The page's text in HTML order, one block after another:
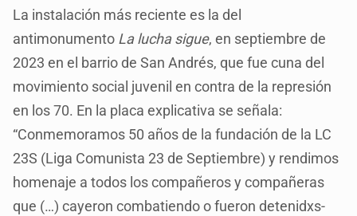
La instalación más reciente es la del
antimonumento La lucha sigue, en septiembre de
2023 en el barrio de San Andrés, que fue cuna del
movimiento social juvenil en contra de la represión
en los 70. En la placa explicativa se señala:
“Conmemoramos 50 años de la fundación de la LC
23S (Liga Comunista 23 de Septiembre) y rendimos
homenaje a todos los compañeros y compañeras
que (…) cayeron combatiendo o fueron detenidxs-